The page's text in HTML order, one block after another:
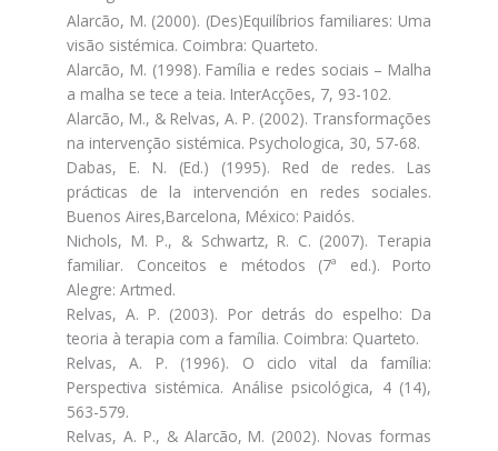
Alarcão, M. (2000). (Des)Equilíbrios familiares: Uma
visão sistémica. Coimbra: Quarteto.
Alarcão, M. (1998). Família e redes sociais – Malha
a malha se tece a teia. InterAcções, 7, 93-102.
Alarcão, M., & Relvas, A. P. (2002). Transformações
na intervenção sistémica. Psychologica, 30, 57-68.
Dabas, E. N. (Ed.) (1995). Red de redes. Las
prácticas de la intervención en redes sociales.
Buenos Aires,Barcelona, México: Paidós.
Nichols, M. P., & Schwartz, R. C. (2007). Terapia
familiar. Conceitos e métodos (7ª ed.). Porto
Alegre: Artmed.
Relvas, A. P. (2003). Por detrás do espelho: Da
teoria à terapia com a família. Coimbra: Quarteto.
Relvas, A. P. (1996). O ciclo vital da família:
Perspectiva sistémica. Análise psicológica, 4 (14),
563-579.
Relvas, A. P., & Alarcão, M. (2002). Novas formas